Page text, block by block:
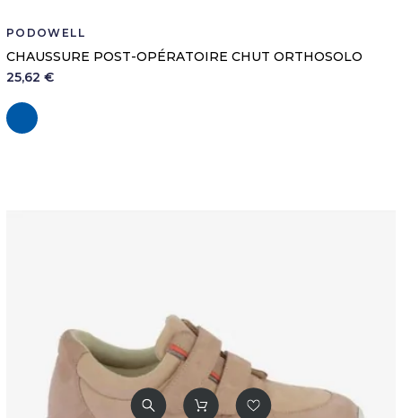
PODOWELL
CHAUSSURE POST-OPÉRATOIRE CHUT ORTHOSOLO
25,62 €
Marine